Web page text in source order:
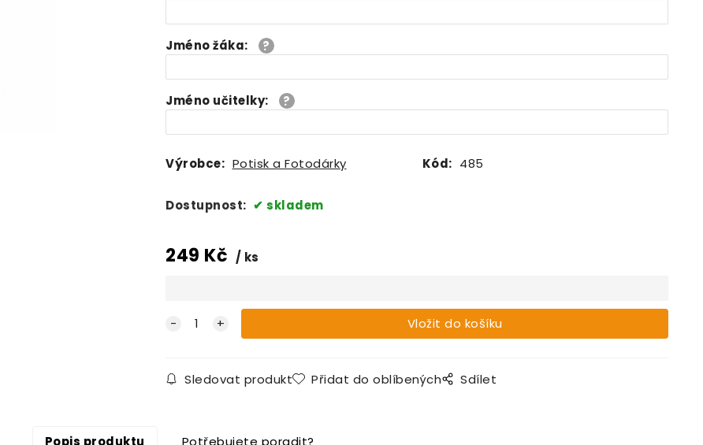
Jméno žáka:
Jméno učitelky:
Výrobce: Potisk a Fotodárky Kód: 485
Dostupnost: skladem
249 Kč ks
Sledovat produkt Přidat do oblíbených Sdílet